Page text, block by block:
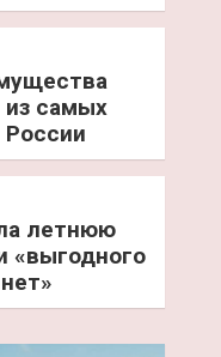
самых
России
летнюю
«выгодного